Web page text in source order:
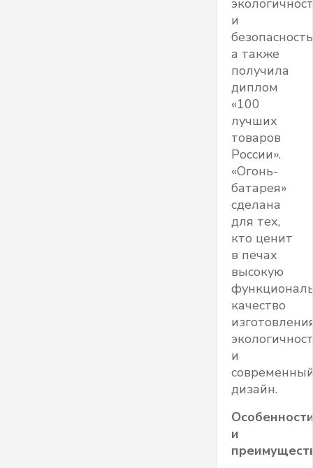
и
а также
получила
диплом
«100
лучших
товаров
России».
«Огонь-
батарея»
сделана
для тех,
кто ценит
в печах
высокую
качество
и
дизайн.
и